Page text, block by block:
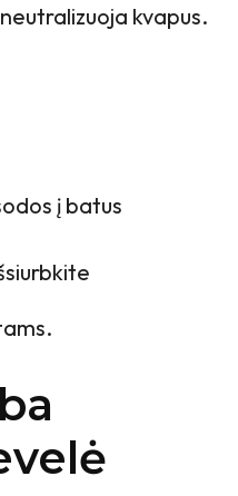
kvapus.
į batus